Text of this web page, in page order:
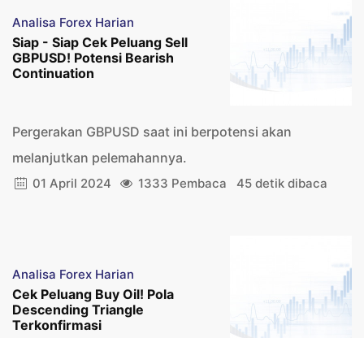
Analisa Forex Harian
Siap - Siap Cek Peluang Sell
GBPUSD! Potensi Bearish
Continuation
Pergerakan GBPUSD saat ini berpotensi akan
melanjutkan pelemahannya.
01 April 2024 1333 Pembaca 45 detik dibaca
Analisa Forex Harian
Cek Peluang Buy Oil! Pola
Descending Triangle
Terkonfirmasi